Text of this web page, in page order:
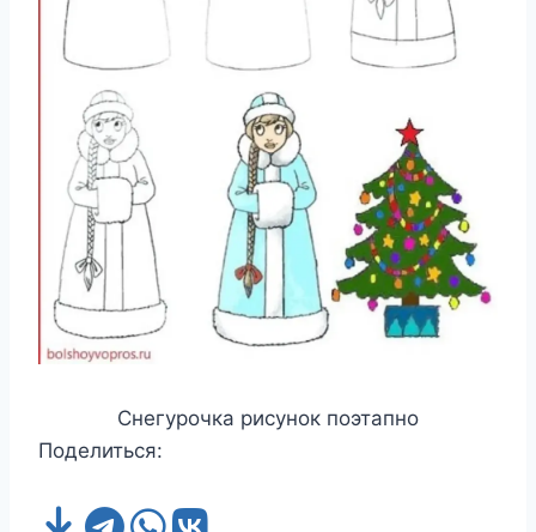
Снегурочка рисунок поэтапно
Поделиться: